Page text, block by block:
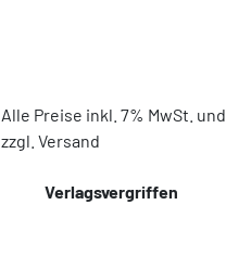
Alle Preise inkl. 7% MwSt. und
zzgl. Versand
Verlagsvergriffen